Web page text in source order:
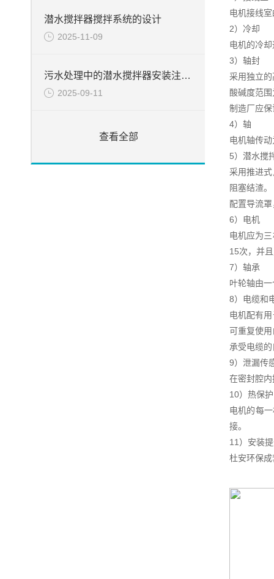
潜水搅拌器搅拌系统的设计
2025-11-09
污水处理中的潜水搅拌器安装注意事项
2025-09-11
查看全部
电机接线
2）冷却
电机的冷
3）轴封
采用独立
酸碱度范
制造厂应
4）轴
电机轴传
5）潜水搅
采用推进
阻塞结渣。
配置导流
6）电机
电机应为
15次，并
7）轴承
叶轮轴由
8）电缆和
电机配有
可重复使
承受电缆
9）泄漏传
在密封腔
10）热保护
电机的每
接。
11）安装
杜安环保